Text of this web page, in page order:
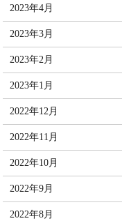
2023年4月
2023年3月
2023年2月
2023年1月
2022年12月
2022年11月
2022年10月
2022年9月
2022年8月